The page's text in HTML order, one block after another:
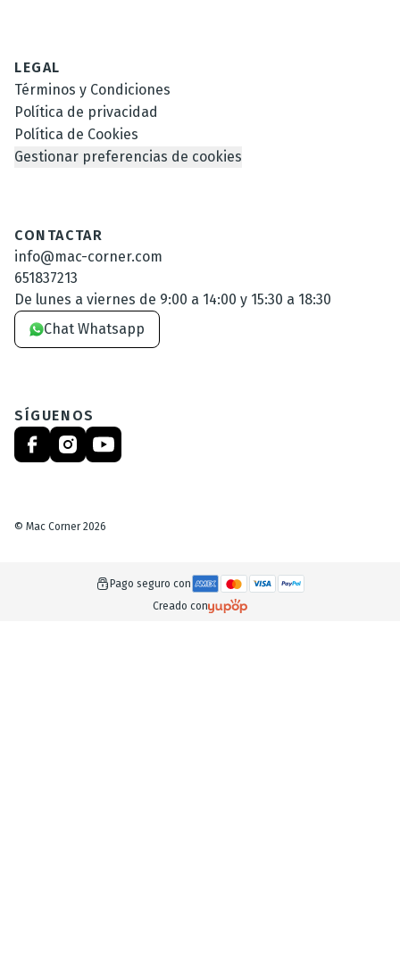
LEGAL
Términos y Condiciones
Política de privacidad
Política de Cookies
Gestionar preferencias de cookies
CONTACTAR
info@mac-corner.com
651837213
De lunes a viernes de 9:00 a 14:00 y 15:30 a 18:30
Chat Whatsapp
SÍGUENOS
© Mac Corner 2026
Pago seguro con
Creado con